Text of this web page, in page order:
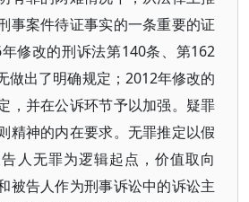
事案件待证事实的一条重要的证
修改的刑诉法第140条、第162
做出了明确规定；2012年修改的
，并在公诉环节予以加强。疑罪
精神的内在要求。无罪推定以假
人无罪为逻辑起点，价值取向
被告人作为刑事诉讼中的诉讼主